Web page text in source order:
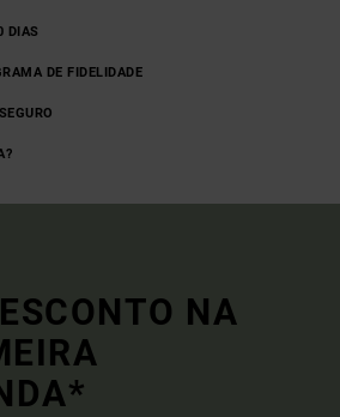
DIAS
DE FIDELIDADE
NA